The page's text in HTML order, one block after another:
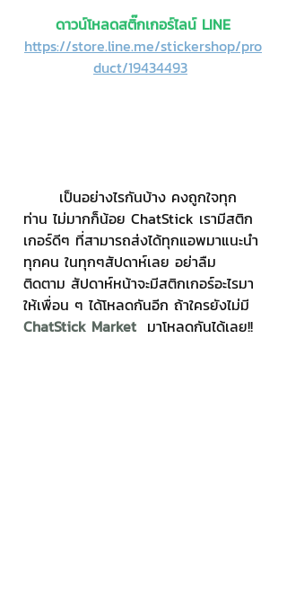
ดาวน์โหลดสติ๊กเกอร์ไลน์ LINE
https://store.line.me/stickershop/pro
duct/19434493
ท่าน ไม่มากก็น้อย ChatStick เรามีสติก
เกอร์ดีๆ ที่สามารถส่งได้ทุกแอพมาแนะนำ
ทุกคน ในทุกๆสัปดาห์เลย อย่าลืม
ติดตาม สัปดาห์หน้าจะมีสติกเกอร์อะไรมา
ให้เพื่อน ๆ ได้โหลดกันอีก ถ้าใครยังไม่มี
ChatStick Market มาโหลดกันได้เลย!!